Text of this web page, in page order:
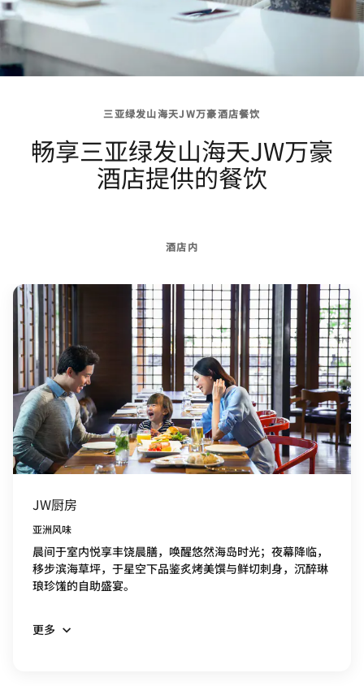
三亚绿发山海天JW万豪酒店餐饮
畅享三亚绿发山海天JW万豪
酒店提供的餐饮
酒店内
JW厨房
亚洲风味
晨间于室内悦享丰饶晨膳，唤醒悠然海岛时光；夜幕降临，
移步滨海草坪，于星空下品鉴炙烤美馔与鲜切刺身，沉醉琳
琅珍馐的自助盛宴。
更多